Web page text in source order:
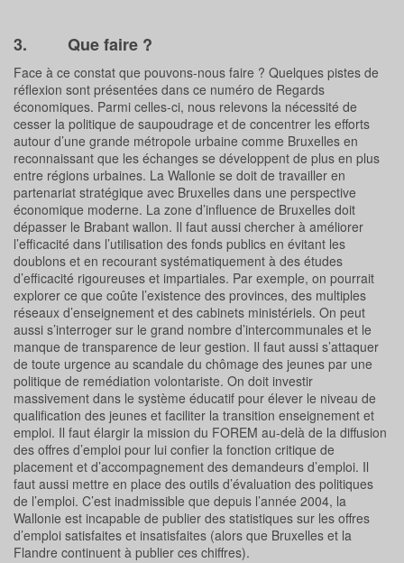
3. Que faire ?
Face à ce constat que pouvons-nous faire ? Quelques pistes de
réflexion sont présentées dans ce numéro de Regards
économiques. Parmi celles-ci, nous relevons la nécessité de
cesser la politique de saupoudrage et de concentrer les efforts
autour d’une grande métropole urbaine comme Bruxelles en
reconnaissant que les échanges se développent de plus en plus
entre régions urbaines. La Wallonie se doit de travailler en
partenariat stratégique avec Bruxelles dans une perspective
économique moderne. La zone d’influence de Bruxelles doit
dépasser le Brabant wallon. Il faut aussi chercher à améliorer
l’efficacité dans l’utilisation des fonds publics en évitant les
doublons et en recourant systématiquement à des études
d’efficacité rigoureuses et impartiales. Par exemple, on pourrait
explorer ce que coûte l’existence des provinces, des multiples
réseaux d’enseignement et des cabinets ministériels. On peut
aussi s’interroger sur le grand nombre d’intercommunales et le
manque de transparence de leur gestion. Il faut aussi s’attaquer
de toute urgence au scandale du chômage des jeunes par une
politique de remédiation volontariste. On doit investir
massivement dans le système éducatif pour élever le niveau de
qualification des jeunes et faciliter la transition enseignement et
emploi. Il faut élargir la mission du FOREM au-delà de la diffusion
des offres d’emploi pour lui confier la fonction critique de
placement et d’accompagnement des demandeurs d’emploi. Il
faut aussi mettre en place des outils d’évaluation des politiques
de l’emploi. C’est inadmissible que depuis l’année 2004, la
Wallonie est incapable de publier des statistiques sur les offres
d’emploi satisfaites et insatisfaites (alors que Bruxelles et la
Flandre continuent à publier ces chiffres).